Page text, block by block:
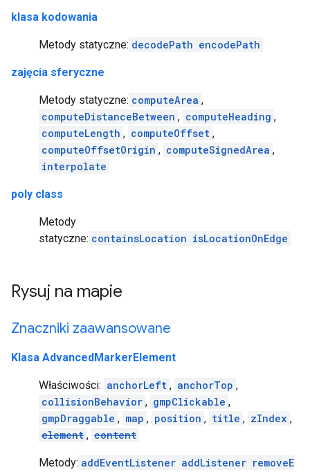
klasa kodowania
Metody statyczne: decodePath encodePath
zajęcia sferyczne
Metody statyczne: computeArea ,
computeDistanceBetween , computeHeading ,
computeLength , computeOffset ,
computeOffsetOrigin , computeSignedArea ,
interpolate
poly class
Metody
statyczne: containsLocation isLocationOnEdge
Rysuj na mapie
Znaczniki zaawansowane
Klasa AdvancedMarkerElement
Właściwości: anchorLeft , anchorTop ,
collisionBehavior , gmpClickable ,
gmpDraggable , map , position , title , zIndex ,
element , content
Metody: addEventListener addListener removeE